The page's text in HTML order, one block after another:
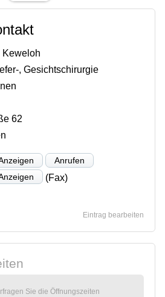
Keweloh
, Gesichtschirurgie
62
Anrufen
(Fax)
Eintrag bearbeiten
Sie die Öffnungszeiten